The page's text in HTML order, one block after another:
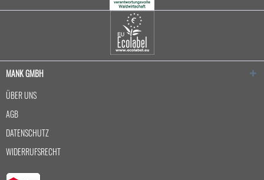
MANK GMBH
ÜBER UNS
AGB
DATENSCHUTZ
WIDERRUFSRECHT